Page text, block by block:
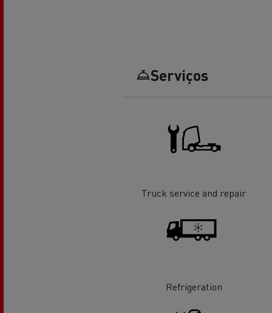
Garantias do fabricante Renault
O sonho de um engenheiro
Serviços
Truck service and repair
Refrigeration